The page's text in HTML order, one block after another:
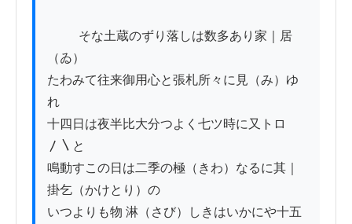
（ゐ）
たわみて往来御用心と張札所々に見（み）ゆ
れ
十四日は夜半比大分つよく七ツ時に又トロ
〳〵と
鳴動すこの日は二季の極（きわ）なるに其｜
掛乞（かけとり）の
いつよりも物 淋（さび）しきはいかにや十五